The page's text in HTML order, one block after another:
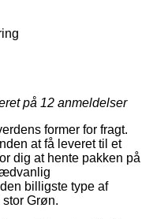
på 12 anmeldelser
former for fragt.
at få leveret til et
dig at hente pakken på
billigste type af
Grøn.